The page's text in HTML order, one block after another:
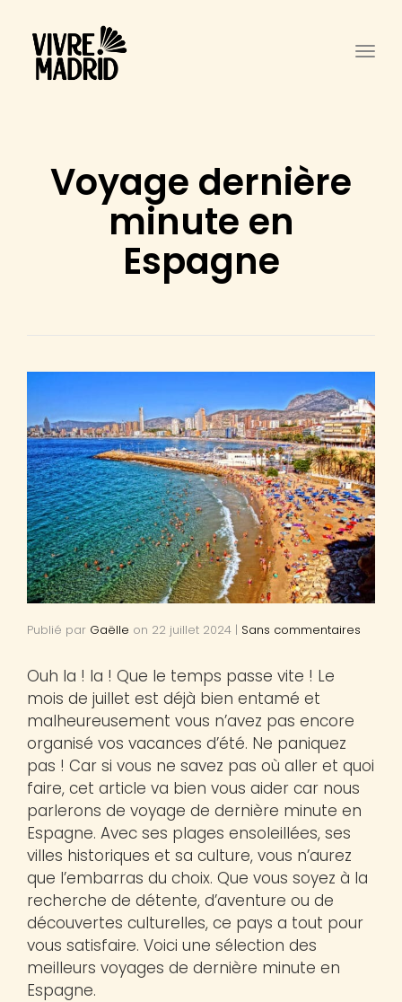
Voyage dernière
minute en
Espagne
Publié par Gaëlle on 22 juillet 2024 | Sans commentaires
Ouh la ! la ! Que le temps passe vite ! Le
mois de juillet est déjà bien entamé et
malheureusement vous n’avez pas encore
organisé vos vacances d’été. Ne paniquez
pas ! Car si vous ne savez pas où aller et quoi
faire, cet article va bien vous aider car nous
parlerons de voyage de dernière minute en
Espagne. Avec ses plages ensoleillées, ses
villes historiques et sa culture, vous n’aurez
que l’embarras du choix. Que vous soyez à la
recherche de détente, d’aventure ou de
découvertes culturelles, ce pays a tout pour
vous satisfaire. Voici une sélection des
meilleurs voyages de dernière minute en
Espagne.